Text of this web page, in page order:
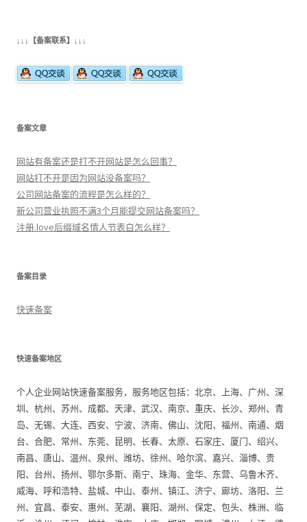
↓↓↓【备案联系】↓↓↓
备案文章
网站有备案还是打不开网站是怎么回事？
网站打不开是因为网站没备案吗？
公司网站备案的流程是怎么样的？
新公司营业执照不满3个月能提交网站备案吗？
注册.love后缀域名情人节表白怎么样？
备案目录
快速备案
快速备案地区
个人企业网站快速备案服务，服务地区包括：北京、上海、广州、深
圳、杭州、苏州、成都、天津、武汉、南京、重庆、长沙、郑州、青
岛、无锡、大连、西安、宁波、济南、佛山、沈阳、福州、南通、烟
台、合肥、常州、东莞、昆明、长春、太原、石家庄、厦门、绍兴、
南昌、唐山、温州、泉州、潍坊、徐州、哈尔滨、嘉兴、淄博、贵
阳、台州、扬州、鄂尔多斯、南宁、珠海、金华、东营、乌鲁木齐、
威海、呼和浩特、盐城、中山、泰州、镇江、济宁、廊坊、洛阳、兰
州、宜昌、泰安、惠州、芜湖、襄阳、湖州、保定、包头、株洲、临